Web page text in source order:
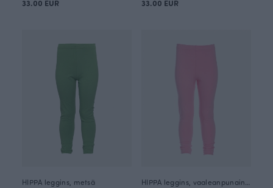
33.00 EUR 33.00 EUR
HIPPA leggins, metsä